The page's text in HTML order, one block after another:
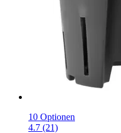
10 Optionen
4.7 (21)